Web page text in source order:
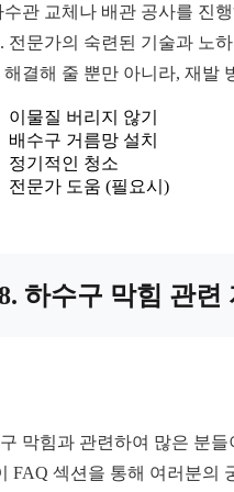
수관 교체나 배관 공사를 진
전문가의 숙련된 기술과 노
해결해 줄 뿐만 아니라, 재발
이물질 버리지 않기
배수구 거름망 설치
정기적인 청소
전문가 도움 (필요시)
하수구 막힘 관련
막힘과 관련하여 많은 분
FAQ 섹션을 통해 여러분의